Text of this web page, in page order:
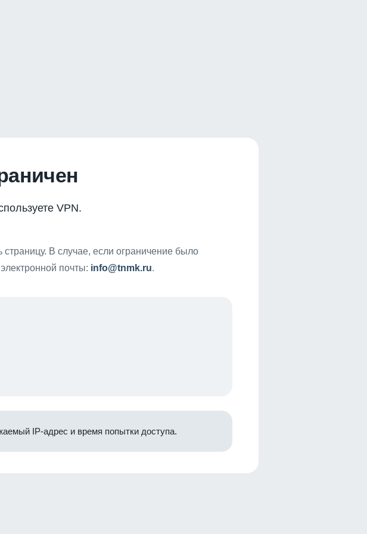
VPN.
В случае, если ограничение было
почты: info@tnmk.ru.
IP-адрес и время попытки доступа.